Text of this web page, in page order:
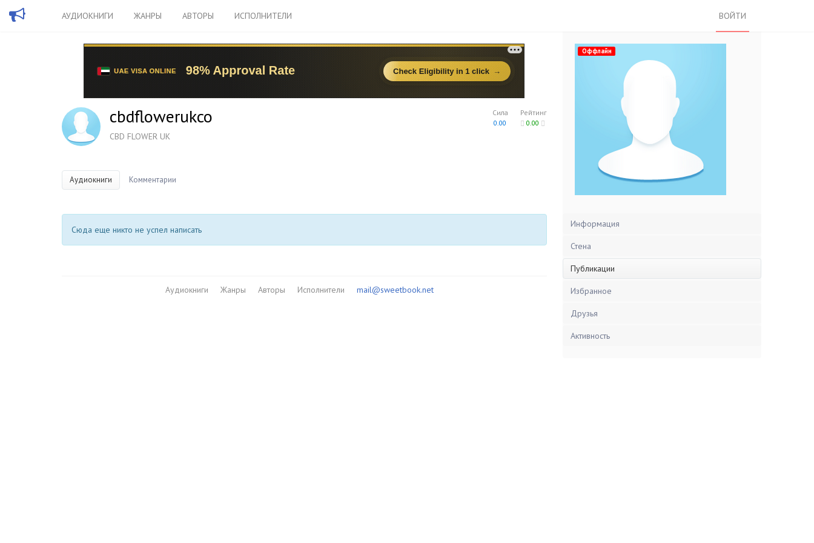
АУДИОКНИГИ ЖАНРЫ АВТОРЫ ИСПОЛНИТЕЛИ ВОЙТИ
Рейтинг
0.00
Сила
0.00
cbdflowerukco
CBD FLOWER UK
Аудиокниги Комментарии
Сюда еще никто не успел написать
Аудиокниги Жанры Авторы Исполнители mail@sweetbook.net
Оффлайн
Информация
Стена
Публикации
Избранное
Друзья
Активность